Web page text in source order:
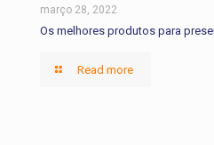
março 28, 2022
Os melhores produtos para
Read more